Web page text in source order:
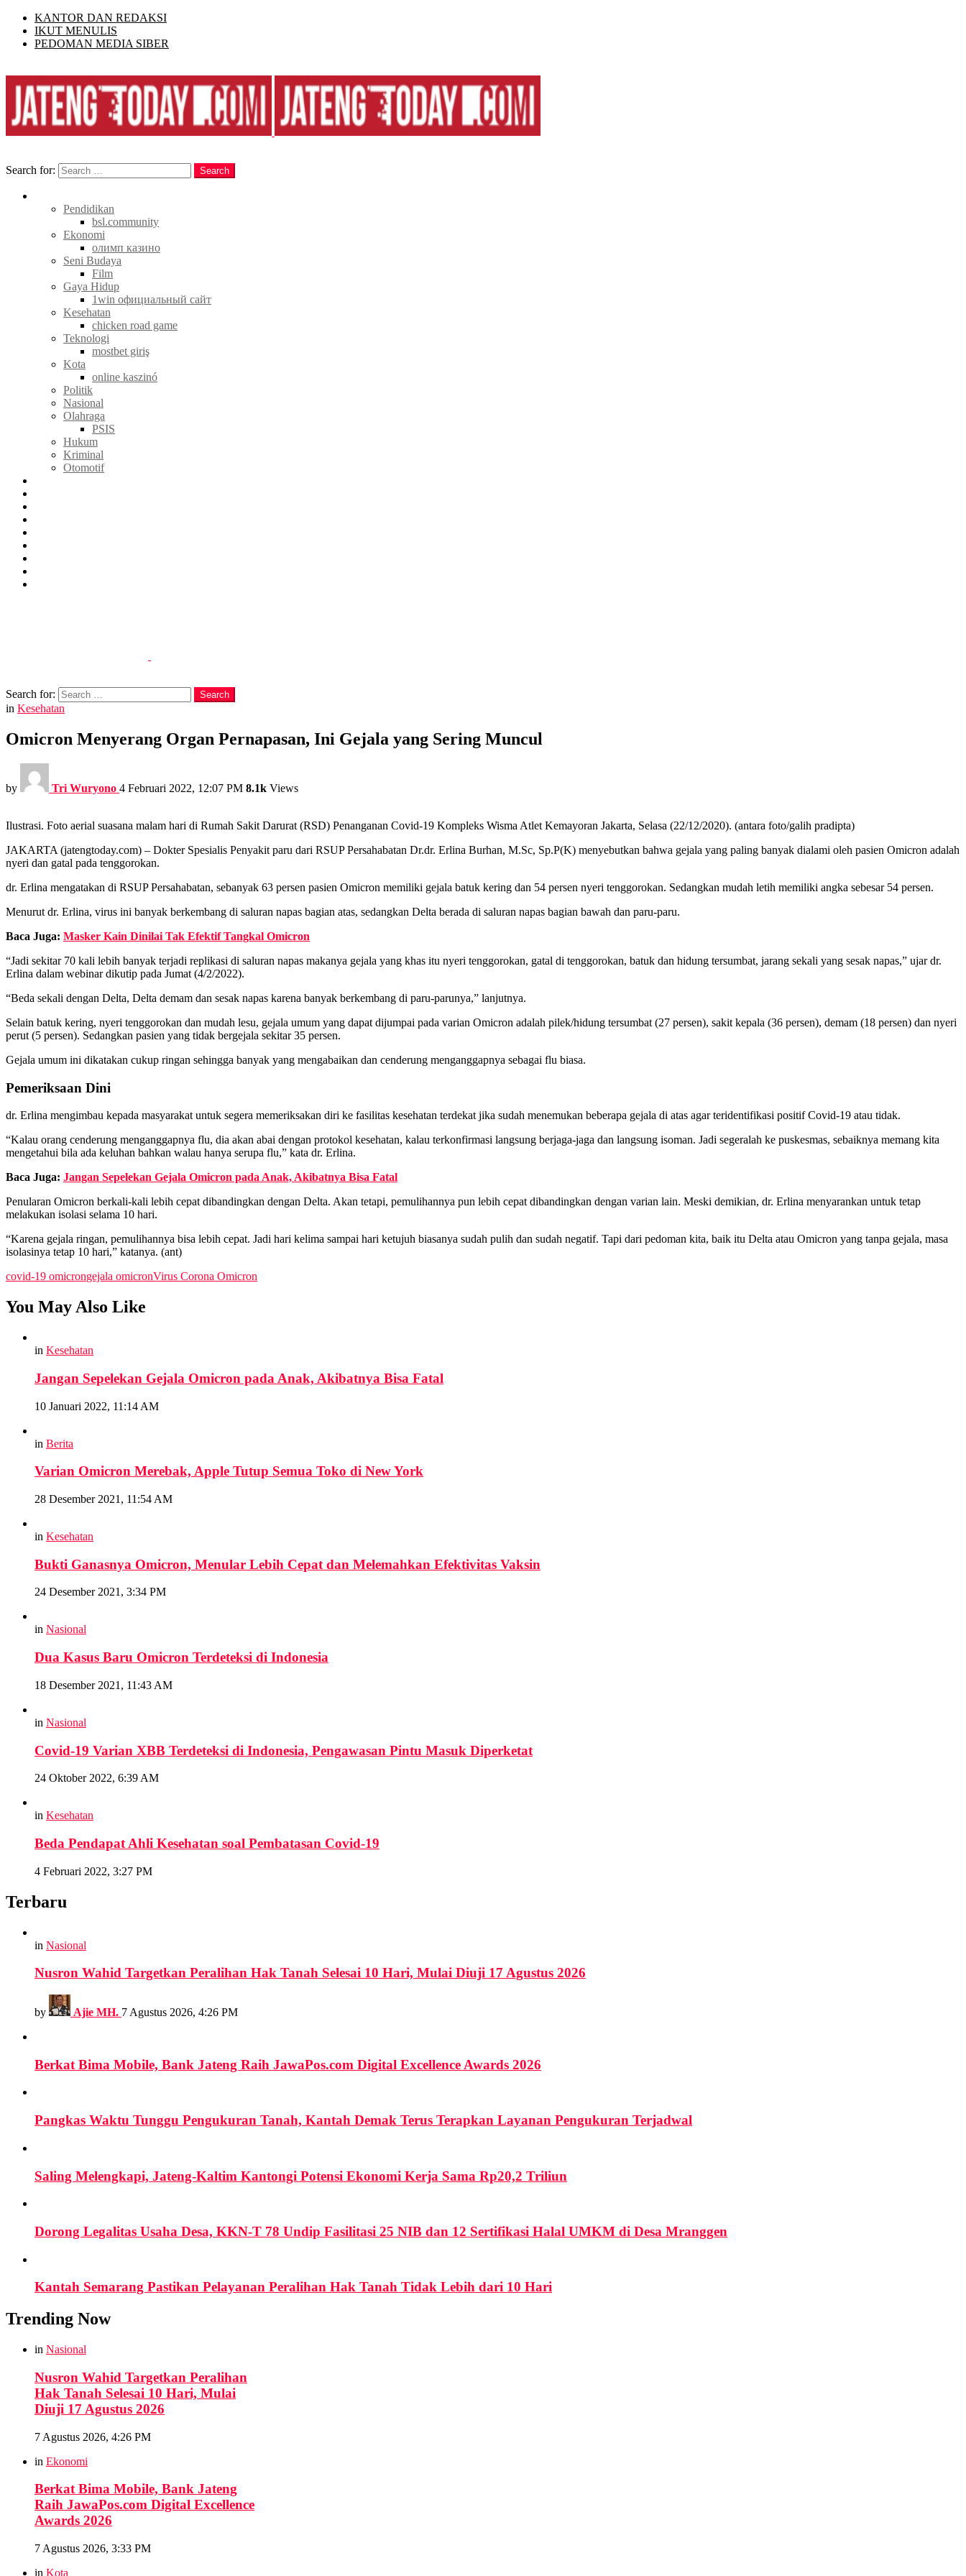
KANTOR DAN REDAKSI
IKUT MENULIS
PEDOMAN MEDIA SIBER
Search for:
Search
Pendidikan
bsl.community
Ekonomi
олимп казино
Seni Budaya
Film
Gaya Hidup
1win официальный сайт
Kesehatan
chicken road game
Teknologi
mostbet giriş
Kota
online kaszinó
Politik
Nasional
Olahraga
PSIS
Hukum
Kriminal
Otomotif
Search for:
Search
in Kesehatan
Omicron Menyerang Organ Pernapasan, Ini Gejala yang Sering Muncul
by Tri Wuryono 4 Februari 2022, 12:07 PM 8.1k Views
Ilustrasi. Foto aerial suasana malam hari di Rumah Sakit Darurat (RSD) Penanganan Covid-19 Kompleks Wisma Atlet Kemayoran Jakarta, Selasa (22/12/2020). (antara foto/galih pradipta)
JAKARTA (jatengtoday.com) – Dokter Spesialis Penyakit paru dari RSUP Persahabatan Dr.dr. Erlina Burhan, M.Sc, Sp.P(K) menyebutkan bahwa gejala yang paling banyak dialami oleh pasien Omicron adalah
nyeri dan gatal pada tenggorokan.
dr. Erlina mengatakan di RSUP Persahabatan, sebanyak 63 persen pasien Omicron memiliki gejala batuk kering dan 54 persen nyeri tenggorokan. Sedangkan mudah letih memiliki angka sebesar 54 persen.
Menurut dr. Erlina, virus ini banyak berkembang di saluran napas bagian atas, sedangkan Delta berada di saluran napas bagian bawah dan paru-paru.
Baca Juga: Masker Kain Dinilai Tak Efektif Tangkal Omicron
“Jadi sekitar 70 kali lebih banyak terjadi replikasi di saluran napas makanya gejala yang khas itu nyeri tenggorokan, gatal di tenggorokan, batuk dan hidung tersumbat, jarang sekali yang sesak napas,” ujar dr.
Erlina dalam webinar dikutip pada Jumat (4/2/2022).
“Beda sekali dengan Delta, Delta demam dan sesak napas karena banyak berkembang di paru-parunya,” lanjutnya.
Selain batuk kering, nyeri tenggorokan dan mudah lesu, gejala umum yang dapat dijumpai pada varian Omicron adalah pilek/hidung tersumbat (27 persen), sakit kepala (36 persen), demam (18 persen) dan nyeri
perut (5 persen). Sedangkan pasien yang tidak bergejala sekitar 35 persen.
Gejala umum ini dikatakan cukup ringan sehingga banyak yang mengabaikan dan cenderung menganggapnya sebagai flu biasa.
Pemeriksaan Dini
dr. Erlina mengimbau kepada masyarakat untuk segera memeriksakan diri ke fasilitas kesehatan terdekat jika sudah menemukan beberapa gejala di atas agar teridentifikasi positif Covid-19 atau tidak.
“Kalau orang cenderung menganggapnya flu, dia akan abai dengan protokol kesehatan, kalau terkonfirmasi langsung berjaga-jaga dan langsung isoman. Jadi segeralah ke puskesmas, sebaiknya memang kita
mengetahui bila ada keluhan bahkan walau hanya serupa flu,” kata dr. Erlina.
Baca Juga: Jangan Sepelekan Gejala Omicron pada Anak, Akibatnya Bisa Fatal
Penularan Omicron berkali-kali lebih cepat dibandingkan dengan Delta. Akan tetapi, pemulihannya pun lebih cepat dibandingkan dengan varian lain. Meski demikian, dr. Erlina menyarankan untuk tetap
melakukan isolasi selama 10 hari.
“Karena gejala ringan, pemulihannya bisa lebih cepat. Jadi hari kelima sampai hari ketujuh biasanya sudah pulih dan sudah negatif. Tapi dari pedoman kita, baik itu Delta atau Omicron yang tanpa gejala, masa
isolasinya tetap 10 hari,” katanya. (ant)
covid-19 omicrongejala omicronVirus Corona Omicron
You May Also Like
in Kesehatan
Jangan Sepelekan Gejala Omicron pada Anak, Akibatnya Bisa Fatal
10 Januari 2022, 11:14 AM
in Berita
Varian Omicron Merebak, Apple Tutup Semua Toko di New York
28 Desember 2021, 11:54 AM
in Kesehatan
Bukti Ganasnya Omicron, Menular Lebih Cepat dan Melemahkan Efektivitas Vaksin
24 Desember 2021, 3:34 PM
in Nasional
Dua Kasus Baru Omicron Terdeteksi di Indonesia
18 Desember 2021, 11:43 AM
in Nasional
Covid-19 Varian XBB Terdeteksi di Indonesia, Pengawasan Pintu Masuk Diperketat
24 Oktober 2022, 6:39 AM
in Kesehatan
Beda Pendapat Ahli Kesehatan soal Pembatasan Covid-19
4 Februari 2022, 3:27 PM
Terbaru
in Nasional
Nusron Wahid Targetkan Peralihan Hak Tanah Selesai 10 Hari, Mulai Diuji 17 Agustus 2026
by Ajie MH. 7 Agustus 2026, 4:26 PM
Berkat Bima Mobile, Bank Jateng Raih JawaPos.com Digital Excellence Awards 2026
Pangkas Waktu Tunggu Pengukuran Tanah, Kantah Demak Terus Terapkan Layanan Pengukuran Terjadwal
Saling Melengkapi, Jateng-Kaltim Kantongi Potensi Ekonomi Kerja Sama Rp20,2 Triliun
Dorong Legalitas Usaha Desa, KKN-T 78 Undip Fasilitasi 25 NIB dan 12 Sertifikasi Halal UMKM di Desa Mranggen
Kantah Semarang Pastikan Pelayanan Peralihan Hak Tanah Tidak Lebih dari 10 Hari
Trending Now
in Nasional
Nusron Wahid Targetkan Peralihan
Hak Tanah Selesai 10 Hari, Mulai
Diuji 17 Agustus 2026
7 Agustus 2026, 4:26 PM
in Ekonomi
Berkat Bima Mobile, Bank Jateng
Raih JawaPos.com Digital Excellence
Awards 2026
7 Agustus 2026, 3:33 PM
in Kota